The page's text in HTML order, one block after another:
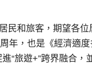
民和旅客，期望各
年，也是《經濟適
“旅遊+”跨界融合，